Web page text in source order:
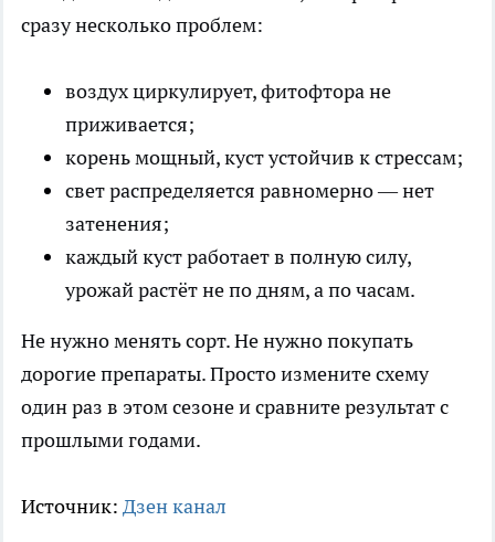
сразу несколько проблем:
воздух циркулирует, фитофтора не
приживается;
корень мощный, куст устойчив к стрессам;
свет распределяется равномерно — нет
затенения;
каждый куст работает в полную силу,
урожай растёт не по дням, а по часам.
Не нужно менять сорт. Не нужно покупать
дорогие препараты. Просто измените схему
один раз в этом сезоне и сравните результат с
прошлыми годами.
Источник: Дзен канал